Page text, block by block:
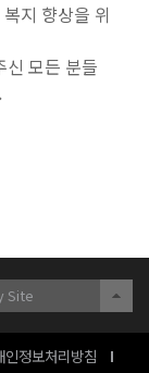
지 향상을 위
신 모든 분들
인정보처리방침
Site